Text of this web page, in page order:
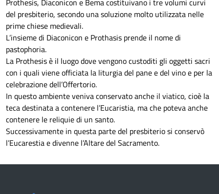
Prothesis, Diaconicon e Bema costituivano i tre volumi curvi
del presbiterio, secondo una soluzione molto utilizzata nelle
prime chiese medievali.
L’insieme di Diaconicon e Prothasis prende il nome di
pastophoria.
La Prothesis è il luogo dove vengono custoditi gli oggetti sacri
con i quali viene officiata la liturgia del pane e del vino e per la
celebrazione dell’Offertorio.
In questo ambiente veniva conservato anche il viatico, cioè la
teca destinata a contenere l’Eucaristia, ma che poteva anche
contenere le reliquie di un santo.
Successivamente in questa parte del presbiterio si conservò
l’Eucarestia e divenne l’Altare del Sacramento.